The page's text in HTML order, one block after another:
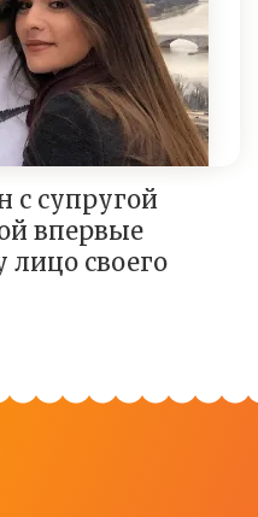
с супругой
впервые
лицо своего